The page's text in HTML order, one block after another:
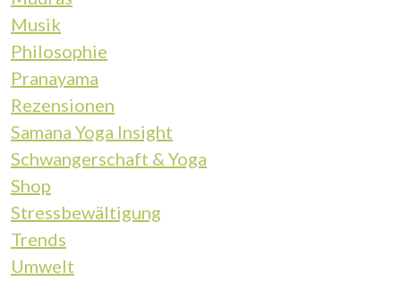
Musik
Philosophie
Pranayama
Rezensionen
Samana Yoga Insight
Schwangerschaft & Yoga
Shop
Stressbewältigung
Trends
Umwelt